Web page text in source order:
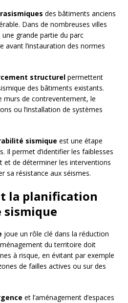
des bâtiments anciens
Dans de nombreuses villes
grande partie du parc
avant l’instauration des normes
structurel permettent
des bâtiments existants.
murs de contreventement, le
ou l’installation de systèmes
sismique est une étape
Il permet d’identifier les faiblesses
et de déterminer les interventions
sa résistance aux séismes.
la planification
sismique
joue un rôle clé dans la réduction
du territoire doit
à risque, en évitant par exemple
de failles actives ou sur des
et l’aménagement d’espaces